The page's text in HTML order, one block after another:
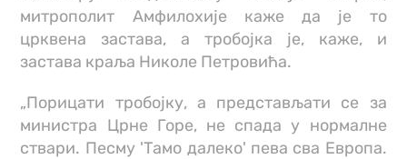
митрополит Амфилохије каже да је то
црквена застава, а тробојка је, каже, и
застава краља Николе Петровића.
„Порицати тробојку, а представљати се за
министра Црне Горе, не спада у нормалне
ствари. Песму 'Тамо далеко' пева сва Европа.